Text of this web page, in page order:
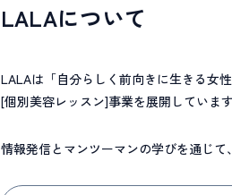
LALAについて
LALAは「自分らしく前向きに生きる女
[個別美容レッスン]事業を展開しています
情報発信とマンツーマンの学びを通じ